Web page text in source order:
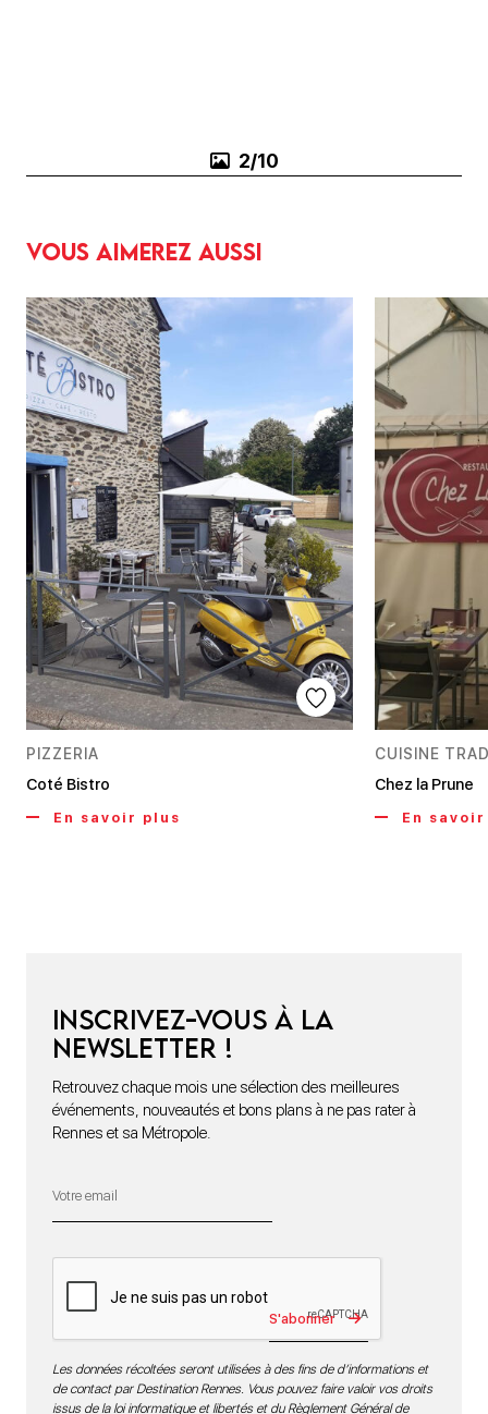
3/10
Vous aimerez aussi
PIZZERIA
Coté Bistro
En savoir plus
CUISINE
Chez la Prune
En
Inscrivez-vous à la
newsletter !
Retrouvez chaque mois une sélection des meilleures
événements, nouveautés et bons plans à ne pas rater à
Rennes et sa Métropole.
S'abonner
Les données récoltées seront utilisées à des fins de d’informations et
de contact par Destination Rennes. Vous pouvez faire valoir vos droits
issus de la loi informatique et libertés et du Règlement Général de